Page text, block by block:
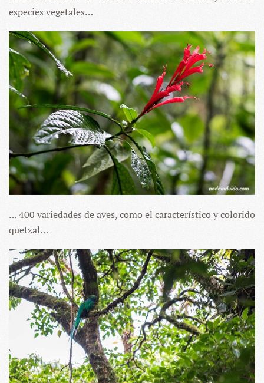
especies vegetales…
… 400 variedades de aves, como el característico y colorido
quetzal…